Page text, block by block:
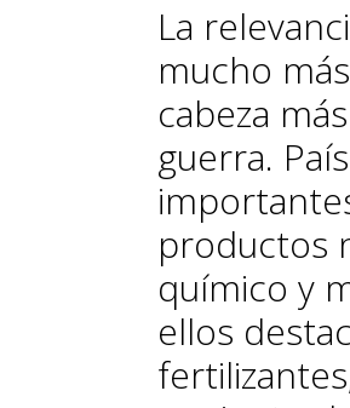
La
mucho
cabeza
guerra.
productos
químico y
ellos